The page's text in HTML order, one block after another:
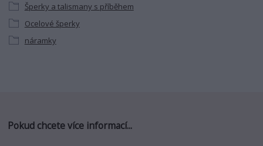
Šperky a talismany s příběhem
Ocelové šperky
náramky
Pokud chcete více informací...